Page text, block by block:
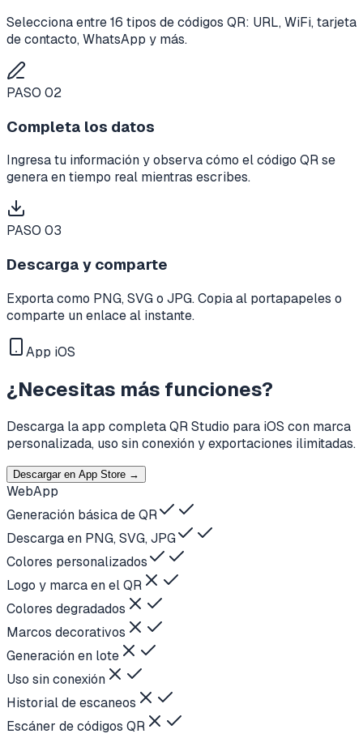
Selecciona entre 16 tipos de códigos QR: URL, WiFi, tarjeta
de contacto, WhatsApp y más.
PASO 02
Completa los datos
Ingresa tu información y observa cómo el código QR se
genera en tiempo real mientras escribes.
PASO 03
Descarga y comparte
Exporta como PNG, SVG o JPG. Copia al portapapeles o
comparte un enlace al instante.
App iOS
¿Necesitas más funciones?
Descarga la app completa QR Studio para iOS con marca
personalizada, uso sin conexión y exportaciones ilimitadas.
Descargar en App Store →
WebApp
Generación básica de QR
Descarga en PNG, SVG, JPG
Colores personalizados
Logo y marca en el QR
Colores degradados
Marcos decorativos
Generación en lote
Uso sin conexión
Historial de escaneos
Escáner de códigos QR